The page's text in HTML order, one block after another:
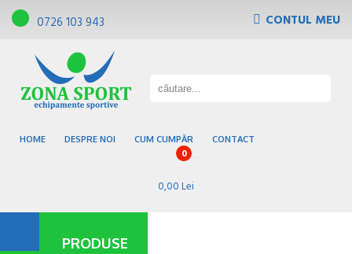
0726 103 943 CONTUL MEU
HOME DESPRE NOI CUM CUMPĂR CONTACT
0
0,00 Lei
PRODUSE
Pardoseli sportive